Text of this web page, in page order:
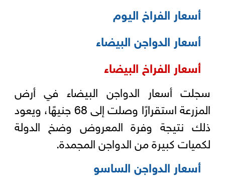
أسعار الفراخ اليوم
أسعار الدواجن البيضاء
أسعار الفراخ البيضاء
سجلت أسعار الدواجن البيضاء في أرض
المزرعة استقرارًا وصلت إلى 68 جنيهًا، ويعود
ذلك نتيجة وفرة المعروض وضخ الدولة
لكميات كبيرة من الدواجن المجمدة.
أسعار الدواجن الساسو